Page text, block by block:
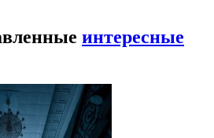
интересные